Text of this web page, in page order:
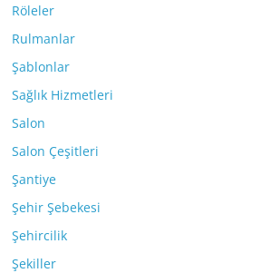
Röleler
Rulmanlar
Şablonlar
Sağlık Hizmetleri
Salon
Salon Çeşitleri
Şantiye
Şehir Şebekesi
Şehircilik
Şekiller